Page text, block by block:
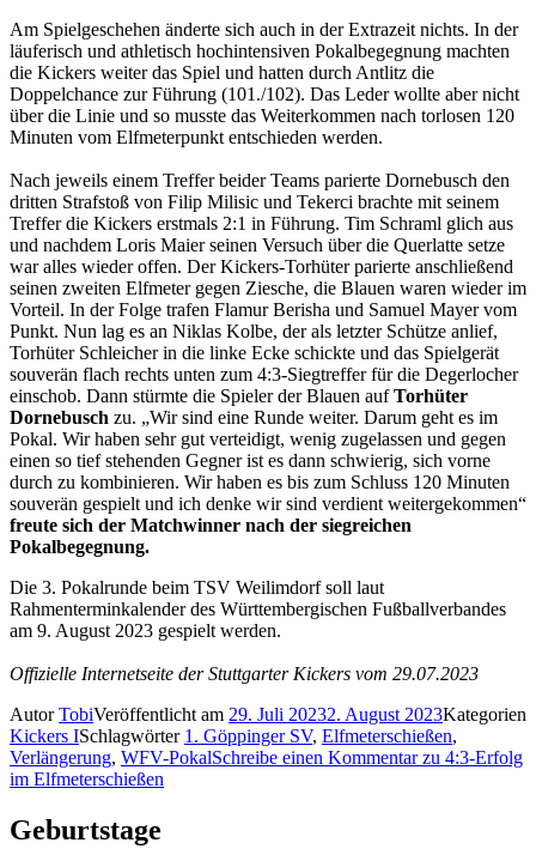
Am Spielgeschehen änderte sich auch in der Extrazeit nichts. In der
läuferisch und athletisch hochintensiven Pokalbegegnung machten
die Kickers weiter das Spiel und hatten durch Antlitz die
Doppelchance zur Führung (101./102). Das Leder wollte aber nicht
über die Linie und so musste das Weiterkommen nach torlosen 120
Minuten vom Elfmeterpunkt entschieden werden.
Nach jeweils einem Treffer beider Teams parierte Dornebusch den
dritten Strafstoß von Filip Milisic und Tekerci brachte mit seinem
Treffer die Kickers erstmals 2:1 in Führung. Tim Schraml glich aus
und nachdem Loris Maier seinen Versuch über die Querlatte setze
war alles wieder offen. Der Kickers-Torhüter parierte anschließend
seinen zweiten Elfmeter gegen Ziesche, die Blauen waren wieder im
Vorteil. In der Folge trafen Flamur Berisha und Samuel Mayer vom
Punkt. Nun lag es an Niklas Kolbe, der als letzter Schütze anlief,
Torhüter Schleicher in die linke Ecke schickte und das Spielgerät
souverän flach rechts unten zum 4:3-Siegtreffer für die Degerlocher
einschob. Dann stürmte die Spieler der Blauen aufTorhüter
Dornebusch zu. „Wir sind eine Runde weiter. Darum geht es im
Pokal. Wir haben sehr gut verteidigt, wenig zugelassen und gegen
einen so tief stehenden Gegner ist es dann schwierig, sich vorne
durch zu kombinieren. Wir haben es bis zum Schluss 120 Minuten
souverän gespielt und ich denke wir sind verdient weitergekommen“
freute sich der Matchwinner nach der siegreichen
Pokalbegegnung.
Die 3. Pokalrunde beim TSV Weilimdorf soll laut
Rahmenterminkalender des Württembergischen Fußballverbandes
am 9. August 2023 gespielt werden.
Offizielle Internetseite der Stuttgarter Kickers vom 29.07.2023
AutorTobiVeröffentlicht am 29. Juli 20232. August 2023Kategorien
Kickers ISchlagwörter 1. Göppinger SV, Elfmeterschießen,
Verlängerung, WFV-PokalSchreibe einen Kommentarzu 4:3-Erfolg
im Elfmeterschießen
Geburtstage